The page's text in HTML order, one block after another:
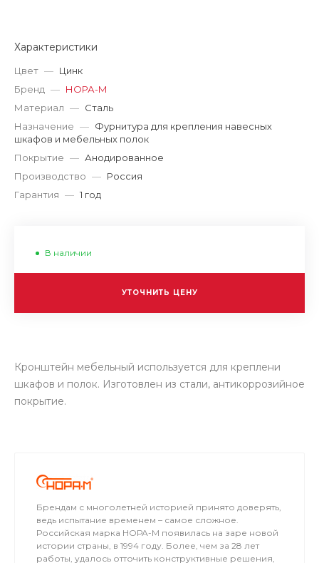
Характеристики
Цвет — Цинк
Бренд — НОРА-М
Материал — Сталь
Назначение — Фурнитура для крепления навесных
шкафов и мебельных полок
Покрытие — Анодированное
Производство — Россия
Гарантия — 1 год
В наличии
УТОЧНИТЬ ЦЕНУ
Кронштейн мебельный используется для креплени
шкафов и полок. Изготовлен из стали, антикоррозийное
покрытие.
Брендам с многолетней историей принято доверять,
ведь испытание временем – самое сложное.
Российская марка НОРА-М появилась на заре новой
истории страны, в 1994 году. Более, чем за 28 лет
работы, удалось отточить конструктивные решения,